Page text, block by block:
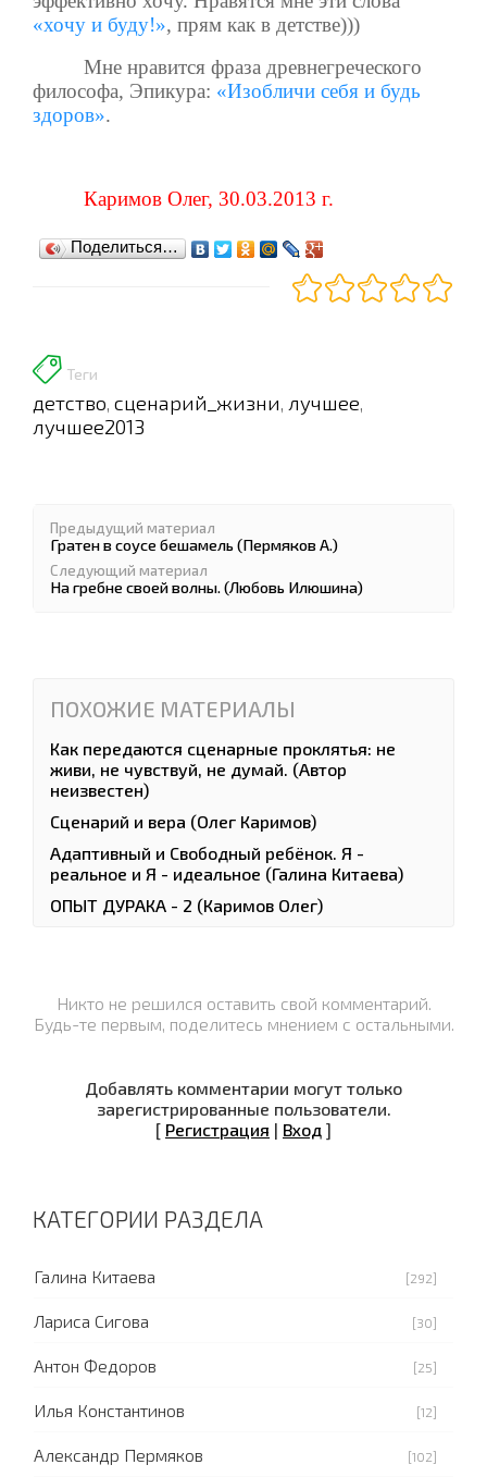
«хочу и буду!», прям как в детстве)))
Мне нравится фраза древнегреческого
философа, Эпикура: «Изобличи себя и будь
здоров».
Каримов Олег, 30.03.2013 г.
Поделиться…
Теги
детство, сценарий_жизни, лучшее,
лучшее2013
Предыдущий материал
Гратен в соусе бешамель (Пермяков А.)
Следующий материал
На гребне своей волны. (Любовь Илюшина)
ПОХОЖИЕ МАТЕРИАЛЫ
Как передаются сценарные проклятья: не
живи, не чувствуй, не думай. (Автор
неизвестен)
Сценарий и вера (Олег Каримов)
Адаптивный и Свободный ребёнок. Я -
реальное и Я - идеальное (Галина Китаева)
ОПЫТ ДУРАКА - 2 (Каримов Олег)
Никто не решился оставить свой комментарий.
Будь-те первым, поделитесь мнением с остальными.
Добавлять комментарии могут только
зарегистрированные пользователи.
[ Регистрация | Вход ]
КАТЕГОРИИ РАЗДЕЛА
Галина Китаева [292]
Лариса Сигова [30]
Антон Федоров [25]
Илья Константинов [12]
Александр Пермяков [102]